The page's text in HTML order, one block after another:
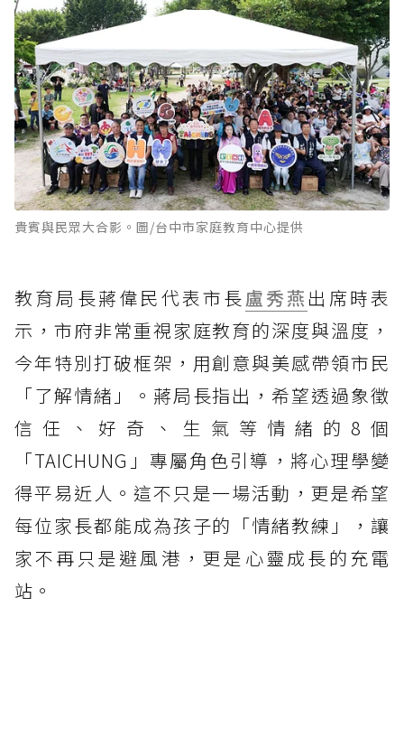
貴賓與民眾大合影。圖/台中市家庭教育中心提供
教育局長蔣偉民代表市長盧秀燕 出席時表
示，市府非常重視家庭教育的深度與溫度，
今年特別打破框架，用創意與美感帶領市民
「了解情緒」。蔣局長指出，希望透過象徵
信任、好奇、生氣等情緒的8個
「TAICHUNG」專屬角色引導，將心理學變
得平易近人。這不只是一場活動，更是希望
每位家長都能成為孩子的「情緒教練」，讓
家不再只是避風港，更是心靈成長的充電
站。